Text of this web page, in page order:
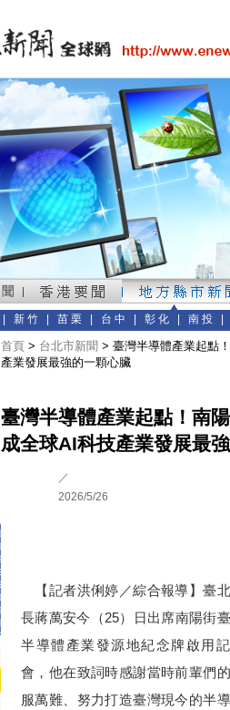
新竹 苗栗 台中 彰化 南投
首頁 > 台北市新聞 > 臺灣半導體產業起點
產業發展最強的一顆心臟
臺灣半導體產業起點！南
成全球AI科技產業發展最
／
2026/5/26
【記者洪俐婷／綜合報導】臺
長蔣萬安今（25）日出席南陽街
半導體產業發源地紀念牌啟用
會，他在致詞時感謝當時前輩們
服萬難、努力打造臺灣現今的半